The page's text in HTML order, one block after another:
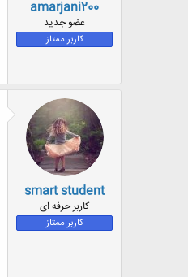
amarjani200
عضو جدید
کاربر ممتاز
smart student
کاربر حرفه ای
کاربر ممتاز